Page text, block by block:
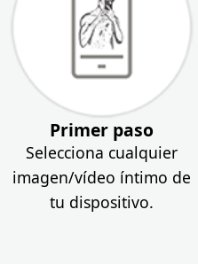
Socios
PREGUNTAS FRECUENTES
Política de privacidad
Crea tu caso
Primer paso
Selecciona cualquier
imagen/vídeo íntimo de
tu dispositivo.